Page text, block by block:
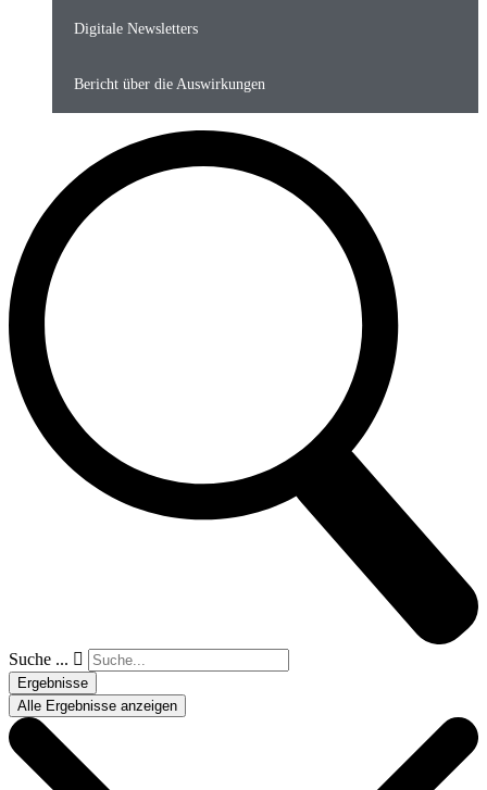
Digitale Newsletters
Bericht über die Auswirkungen
Suche ...
Ergebnisse
Alle Ergebnisse anzeigen